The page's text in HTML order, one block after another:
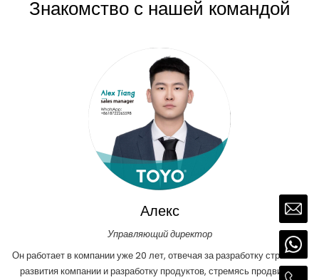
Знакомство с нашей командой
Алекс
Управляющий директор
Он работает в компании уже 20 лет, отвечая за разработку стратегии
развития компании и разработку продуктов, стремясь продвигать